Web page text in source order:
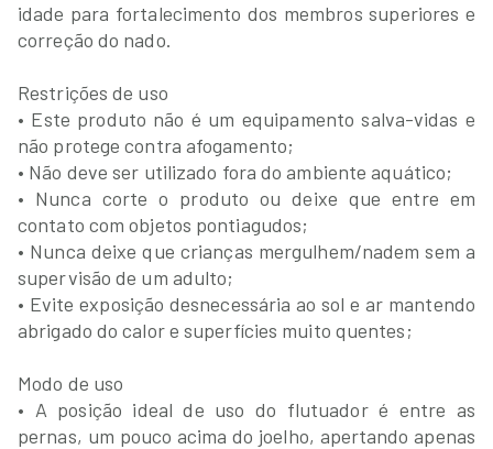
idade para fortalecimento dos membros superiores e
correção do nado.
Restrições de uso
• Este produto não é um equipamento salva-vidas e
não protege contra afogamento;
• Não deve ser utilizado fora do ambiente aquático;
• Nunca corte o produto ou deixe que entre em
contato com objetos pontiagudos;
• Nunca deixe que crianças mergulhem/nadem sem a
supervisão de um adulto;
• Evite exposição desnecessária ao sol e ar mantendo
abrigado do calor e superfícies muito quentes;
Modo de uso
• A posição ideal de uso do flutuador é entre as
pernas, um pouco acima do joelho, apertando apenas